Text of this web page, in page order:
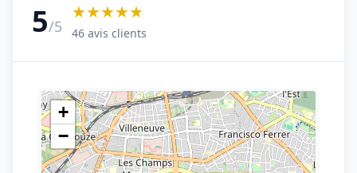
5/5
★★★★★
46 avis clients
+
−